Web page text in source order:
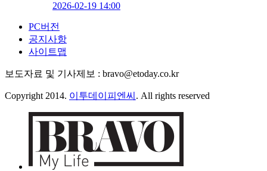
2026-02-19 14:00
PC버전
공지사항
사이트맵
보도자료 및 기사제보 : bravo@etoday.co.kr
Copyright 2014. 이투데이피엔씨 . All rights reserved